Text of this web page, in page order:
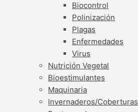
Biocontrol
Polinización
Plagas
Enfermedades
Virus
Nutrición Vegetal
Bioestimulantes
Maquinaria
Invernaderos/Coberturas